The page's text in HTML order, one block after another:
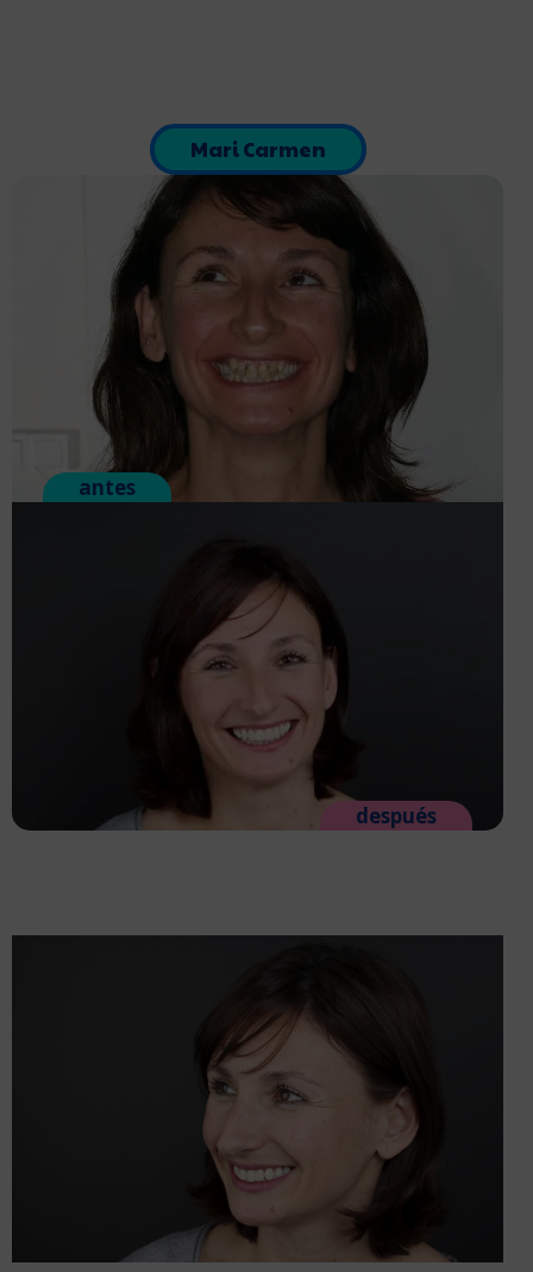
Mari Carmen
antes
después